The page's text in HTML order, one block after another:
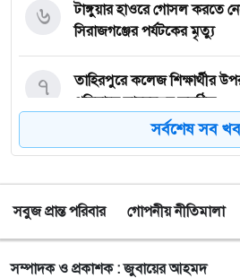
টাঙ্গুয়ার হাওরে গোসল করতে
সিরাজগঞ্জের পর্যটকের মৃত্যু
৬
তাহিরপুরে কলেজ শিক্ষার্থীর
প্রতিবাদে মানববন্ধন অনুষ্ঠিত
৭
পাঁচ বন্ধু মিলে ঘুরতে
৮
সিলেটে অনুষ্ঠান শেষে ফেরার
তরুণ শিল্পী পেহেলী ভৈরবীর
সর্বশেষ সব
সবুজ প্রান্ত পরিবার গোপনীয় নীতিমালা
সম্পাদক ও প্রকাশক : জুবায়ের আহমদ